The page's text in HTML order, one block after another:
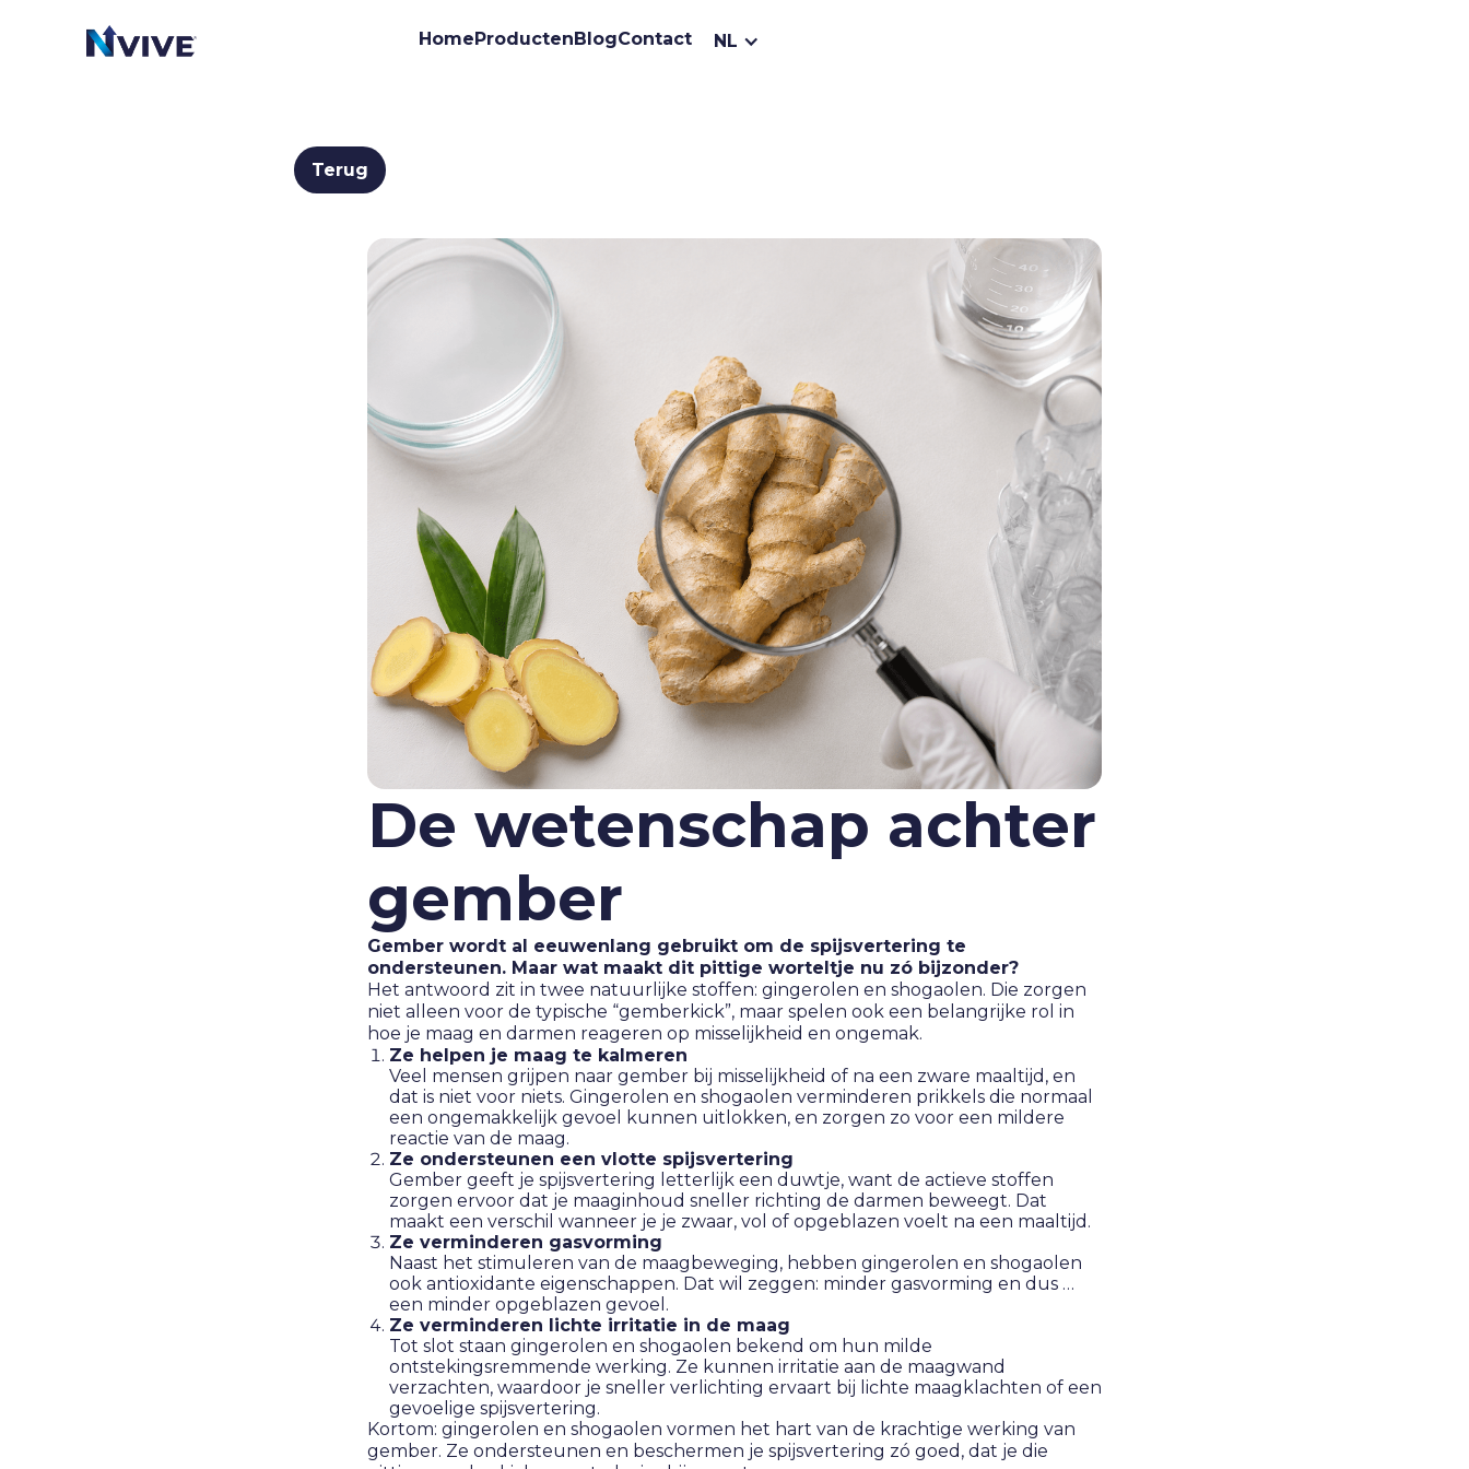
HomeProductenBlogContact NL
Terug
De wetenschap achter
gember
Gember wordt al eeuwenlang gebruikt om de spijsvertering te
ondersteunen. Maar wat maakt dit pittige worteltje nu zó bijzonder?
Het antwoord zit in twee natuurlijke stoffen: gingerolen en shogaolen. Die zorgen
niet alleen voor de typische “gemberkick”, maar spelen ook een belangrijke rol in
hoe je maag en darmen reageren op misselijkheid en ongemak.
Ze helpen je maag te kalmeren
Veel mensen grijpen naar gember bij misselijkheid of na een zware maaltijd, en
dat is niet voor niets. Gingerolen en shogaolen verminderen prikkels die normaal
een ongemakkelijk gevoel kunnen uitlokken, en zorgen zo voor een mildere
reactie van de maag.
Ze ondersteunen een vlotte spijsvertering
Gember geeft je spijsvertering letterlijk een duwtje, want de actieve stoffen
zorgen ervoor dat je maaginhoud sneller richting de darmen beweegt. Dat
maakt een verschil wanneer je je zwaar, vol of opgeblazen voelt na een maaltijd.
Ze verminderen gasvorming
Naast het stimuleren van de maagbeweging, hebben gingerolen en shogaolen
ook antioxidante eigenschappen. Dat wil zeggen: minder gasvorming en dus …
een minder opgeblazen gevoel.
Ze verminderen lichte irritatie in de maag
Tot slot staan gingerolen en shogaolen bekend om hun milde
ontstekingsremmende werking. Ze kunnen irritatie aan de maagwand
verzachten, waardoor je sneller verlichting ervaart bij lichte maagklachten of een
gevoelige spijsvertering.
Kortom: gingerolen en shogaolen vormen het hart van de krachtige werking van
gember. Ze ondersteunen en beschermen je spijsvertering zó goed, dat je die